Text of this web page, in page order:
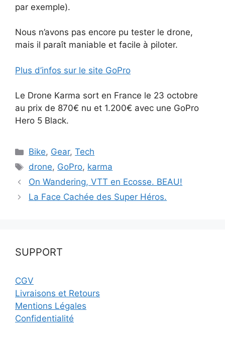
par exemple).
Nous n’avons pas encore pu tester le drone,
mais il paraît maniable et facile à piloter.
Plus d’infos sur le site GoPro
Le Drone Karma sort en France le 23 octobre
au prix de 870€ nu et 1.200€ avec une GoPro
Hero 5 Black.
Catégories
Bike, Gear,Tech
Étiquettes
drone, GoPro, karma
On Wandering, VTT en Ecosse. BEAU!
La Face Cachée des Super Héros.
SUPPORT
CGV
Livraisons et Retours
Mentions Légales
Confidentialité